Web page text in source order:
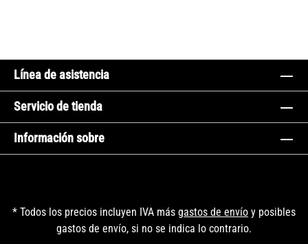
Línea de asistencia
Servicio de tienda
Información sobre
* Todos los precios incluyen IVA más gastos de envío y posibles
gastos de envío, si no se indica lo contrario.